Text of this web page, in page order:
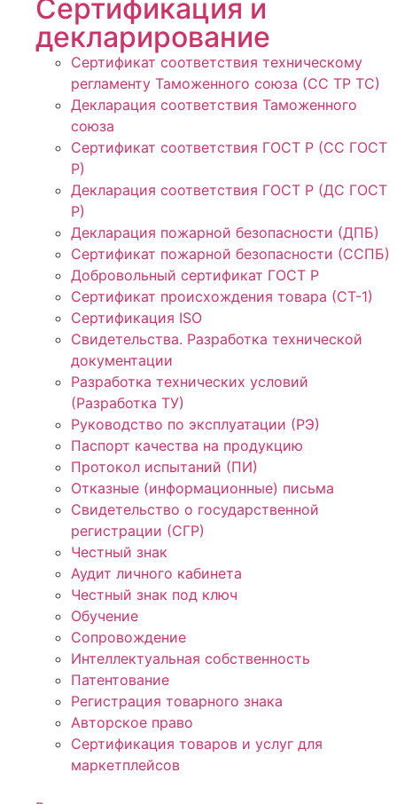
Сертификация и
декларирование
Сертификат соответствия техническому
регламенту Таможенного союза (СС ТР ТС)
Декларация соответствия Таможенного
союза
Сертификат соответствия ГОСТ Р (СС ГОСТ
Р)
Декларация соответствия ГОСТ Р (ДС ГОСТ
Р)
Декларация пожарной безопасности (ДПБ)
Сертификат пожарной безопасности (ССПБ)
Добровольный сертификат ГОСТ Р
Сертификат происхождения товара (СТ-1)
Сертификация ISO
Свидетельства. Разработка технической
документации
Разработка технических условий
(Разработка ТУ)
Руководство по эксплуатации (РЭ)
Паспорт качества на продукцию
Протокол испытаний (ПИ)
Отказные (информационные) письма
Свидетельство о государственной
регистрации (СГР)
Честный знак
Аудит личного кабинета
Честный знак под ключ
Обучение
Сопровождение
Интеллектуальная собственность
Патентование
Регистрация товарного знака
Авторское право
Сертификация товаров и услуг для
маркетплейсов